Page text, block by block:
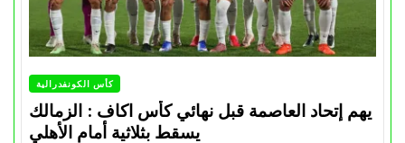
كأس الكونفدرالية
يهم إتحاد العاصمة قبل نهائي كأس اكاف : الزمالك